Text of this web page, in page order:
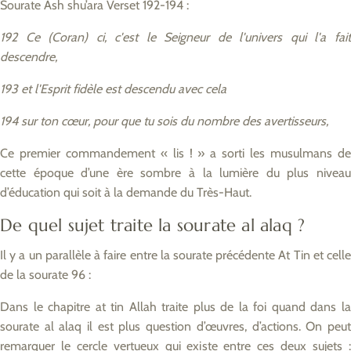
Sourate Ash shu’ara Verset 192-194 :
192 Ce (Coran) ci, c'est le Seigneur de l'univers qui l'a fait
descendre,
193 et l'Esprit fidèle est descendu avec cela
194 sur ton cœur, pour que tu sois du nombre des avertisseurs,
Ce premier commandement « lis ! » a sorti les musulmans de
cette époque d’une ère sombre à la lumière du plus niveau
d’éducation qui soit à la demande du Très-Haut.
De quel sujet traite la sourate al alaq ?
Il y a un parallèle à faire entre la sourate précédente At Tin et celle
de la sourate 96 :
Dans le chapitre at tin Allah traite plus de la foi quand dans la
sourate al alaq il est plus question d’œuvres, d’actions. On peut
remarquer le cercle vertueux qui existe entre ces deux sujets :